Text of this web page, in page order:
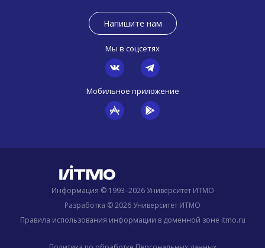
Напишите нам
Мы в соцсетях
Мобильное приложение
Информация © 1993–2026 Университет ИТМО
Разработка © 2026 Университет ИТМО
Правила использования информации в доменной зоне itmo.ru